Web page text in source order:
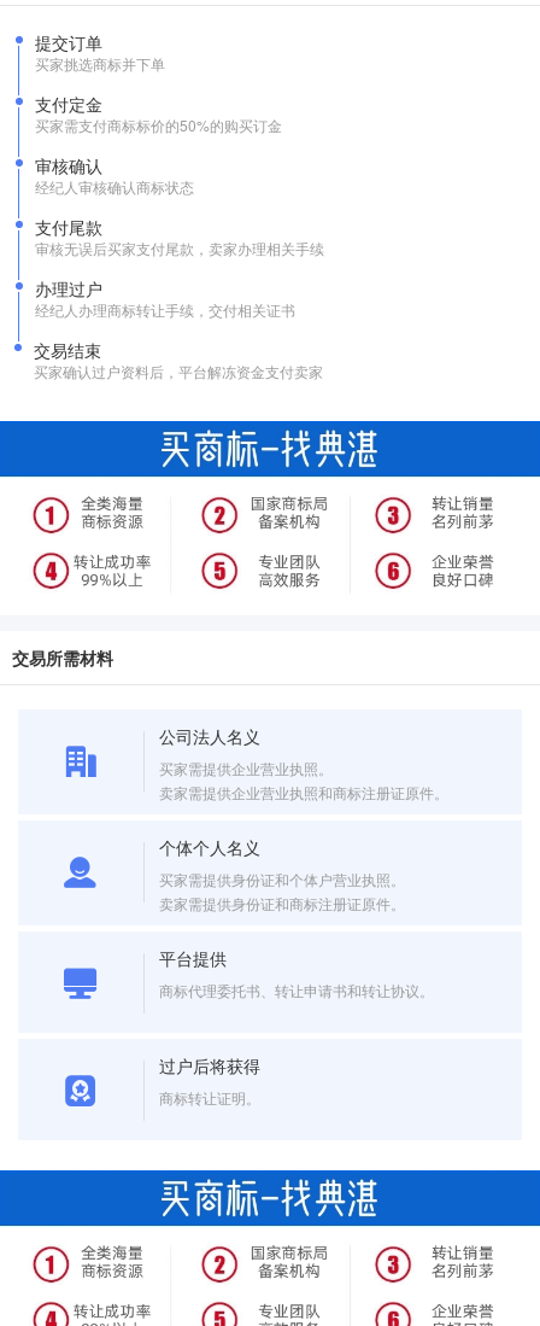
提交订单
买家挑选商标并下单
支付定金
买家需支付商标标价的50%的购买订金
审核确认
经纪人审核确认商标状态
支付尾款
审核无误后买家支付尾款，卖家办理相关手续
办理过户
经纪人办理商标转让手续，交付相关证书
交易结束
买家确认过户资料后，平台解冻资金支付卖家
交易所需材料
公司法人名义
买家需提供企业营业执照。
卖家需提供企业营业执照和商标注册证原件。
个体个人名义
买家需提供身份证和个体户营业执照。
卖家需提供身份证和商标注册证原件。
平台提供
商标代理委托书、转让申请书和转让协议。
过户后将获得
商标转让证明。